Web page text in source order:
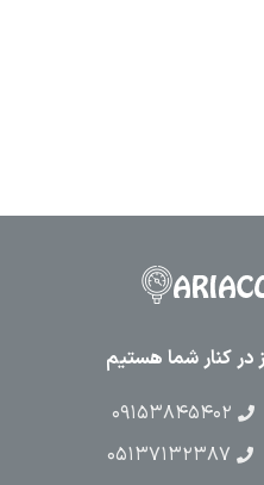
۰۹۱۵۳۸۴۵۴۰۲
۰۵۱۳۷۱۳۲۳۸۷